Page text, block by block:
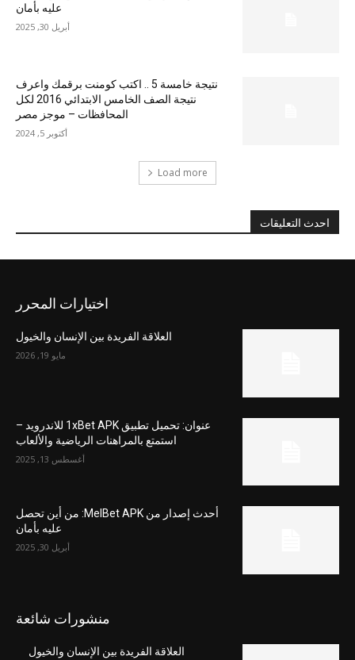
عليه بأمان
أبريل 30, 2025
نتيجة خامسة 5 .. اكتب كومنت برقمك واعرف
نتيجة الصف الخامس الابتدائي 2016 لكل
المحافظات – موجز مصر
أكتوبر 5, 2024
Load more
احدث التعليقات
اختيارات المحرر
العلاقة الفريدة بين الإنسان والخيول
مايو 19, 2026
عنوان: تحميل تطبيق 1xBet APK للاندرويد –
استمتع بالمراهنات الرياضية والألعاب
أغسطس 13, 2025
أحدث إصدار من MelBet APK: من أين تحصل
عليه بأمان
أبريل 30, 2025
منشورات شائعة
العلاقة الفريدة بين الإنسان والخيول